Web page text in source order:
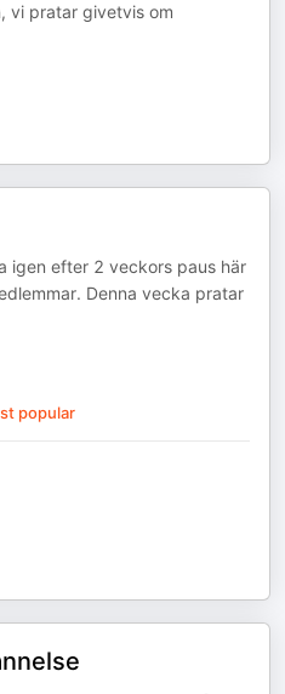
vi pratar givetvis om
igen efter 2 veckors paus här
Denna vecka pratar
popular